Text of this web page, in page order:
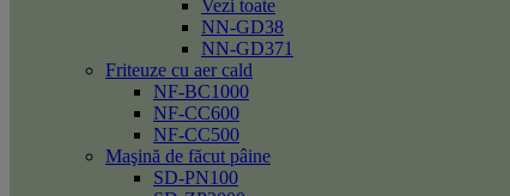
Vezi toate
NN-GD38
NN-GD371
Friteuze cu aer cald
NF-BC1000
NF-CC600
NF-CC500
Maşină de făcut pâine
SD-PN100